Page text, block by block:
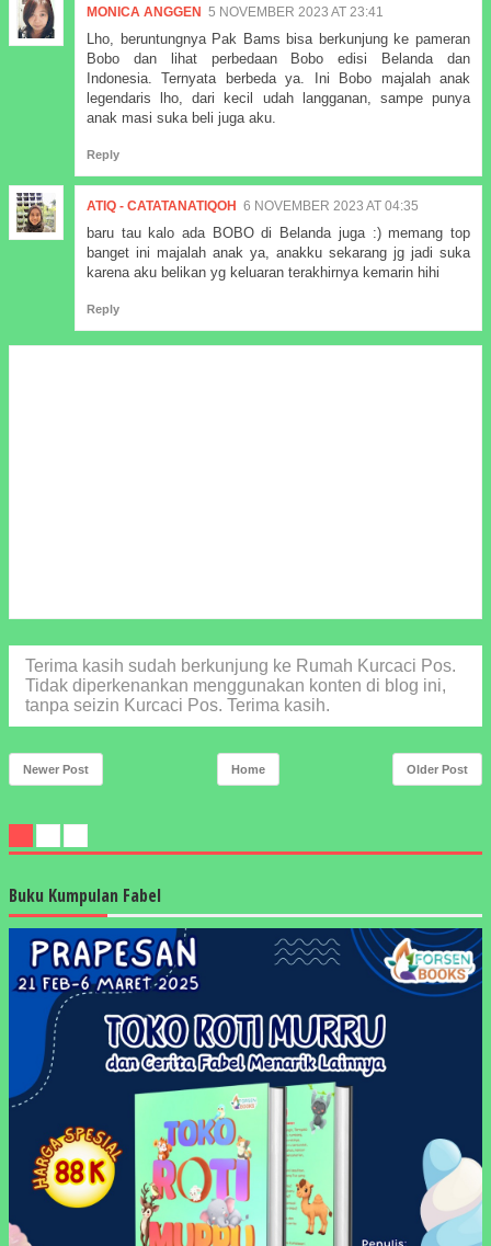
MONICA ANGGEN 5 NOVEMBER 2023 AT 23:41
Lho, beruntungnya Pak Bams bisa berkunjung ke pameran
Bobo dan lihat perbedaan Bobo edisi Belanda dan
Indonesia. Ternyata berbeda ya. Ini Bobo majalah anak
legendaris lho, dari kecil udah langganan, sampe punya
anak masi suka beli juga aku.
Reply
ATIQ - CATATANATIQOH 6 NOVEMBER 2023 AT 04:35
baru tau kalo ada BOBO di Belanda juga :) memang top
banget ini majalah anak ya, anakku sekarang jg jadi suka
karena aku belikan yg keluaran terakhirnya kemarin hihi
Reply
Terima kasih sudah berkunjung ke Rumah Kurcaci Pos.
Tidak diperkenankan menggunakan konten di blog ini,
tanpa seizin Kurcaci Pos. Terima kasih.
Newer Post Older Post
Home
Buku Kumpulan Fabel